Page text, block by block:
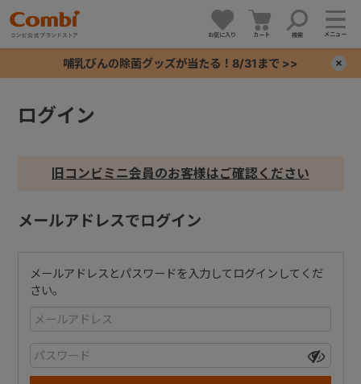
お気に入り カート 検索 メニュー
哺乳びんの除菌グッズが当たる！8/31まで >>
ログイン
旧コンビミニ会員のお客様はご確認ください
メールアドレスでログイン
メールアドレスとパスワードを入力してログインしてくだ
さい。